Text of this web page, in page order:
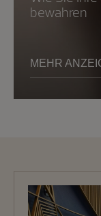
bewahren
MEHR